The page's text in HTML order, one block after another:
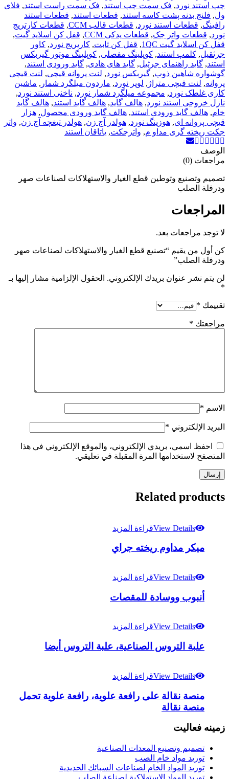
چپ استند نورد, فک سمت چپ استند, فک سمت راست استند, فلای
ول, فلنج بدنه پشت کاسه استند, قطعات استند, قطعات استند
رافینگ, قطعات استند نورد, قطعات قالب CCM , قطعات کارتریج
نورد, قطعات واتر جک, قطعات یدکی CCM , قفل کن اسلاید گیت,
قفل کن اسلاید گیت 1QC
, قفل کن ثابت, کاریریج نورد, کاور
جرثقیل, کلمپ استند, کوپلینگ مفصلی, کوپلینگ موتور گیربکس
استند, گاید راهنمای جرثیل, گاید های هادی, گاید ورودی استند,
گوشواره شاهین ذوب, گیربکس نورد, لنت پروانه قیچی, لنت قیچی
پروانه, لنت قیچی متراژ , لوپر نورد, ماردون میلگرد شمار , ماشین
کاری غلطک نورد, مجموعه میلگرد شمار نورد, ناخنی استند نورد,
نازل خروجی استند نورد, هالف گاید, هالف گاید استند, هالف گاید
خام, هالف گاید ورودی استند, هالف گاید ورودی محصول, هزار
قیچی پروانه ای, هوزینگ نورد, هولدر آج زن, هولدر تیغچه آج زن, واتر
جکت ریخته گری مداو م, واترجکت, یاتاقان استند
الوصف
مراجعات (0)
تصميم وتصنيع وتوطين قطع الغيار والاستهلاكات لصناعات صهر
ودرفلة الصلب
المراجعات
لا توجد مراجعات بعد.
كن أول من يقيم “تصنيع قطع الغيار والاستهلاكات لصناعات صهر
ودرفلة الصلب”
لن يتم نشر عنوان بريدك الإلكتروني. الحقول الإلزامية مشار إليها بـ
*
تقييمك *
مراجعتك *
الاسم *
البريد الإلكتروني *
احفظ اسمي، بريدي الإلكتروني، والموقع الإلكتروني في هذا
المتصفح لاستخدامها المرة المقبلة في تعليقي.
Related products
View Detailsقراءة المزيد
ميكر مداوم ريخته جراي
View Detailsقراءة المزيد
أنبوب ووسادة للمقصات
View Detailsقراءة المزيد
علبة التروس الصناعية، علبة التروس أيضا
View Detailsقراءة المزيد
منصة نقالة على رافعة علوية، رافعة علوية تحمل
منصة نقالة
زمینه فعالیت
تصميم وتصنيع المعدات الصناعية
توريد مواد خام الصب
توريد المواد الخام لصناعات السبائك الحديدية
توريد المواد الاستهلاكية لصناعة الصلب